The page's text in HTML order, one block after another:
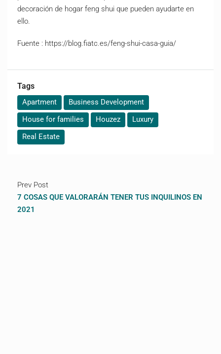
decoración de hogar feng shui que pueden ayudarte en
ello.
Fuente : https://blog.fiatc.es/feng-shui-casa-guia/
Tags
Apartment
Business Development
House for families
Houzez
Luxury
Real Estate
Prev Post
7 COSAS QUE VALORARÁN TENER TUS INQUILINOS EN
2021